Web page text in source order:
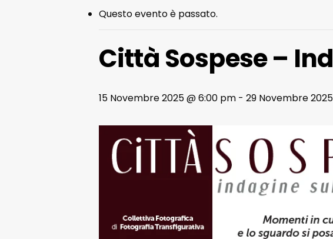
Questo evento è passato.
Città Sospese –
15 Novembre 2025 @ 6:00 pm - 29 Novembre